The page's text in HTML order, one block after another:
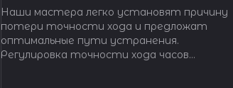
Наши мастера легко установят причину
потери точности хода и предложат
оптимальные пути устранения.
Регулировка точности хода часов